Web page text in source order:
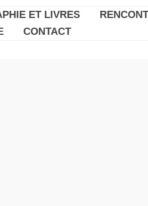
ET LIVRES
CONTACT